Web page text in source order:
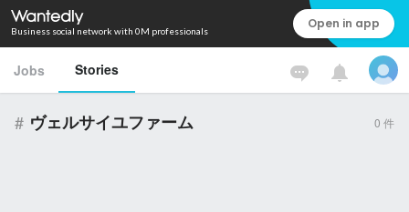
Business social network with 0M professionals Open in app
Jobs Stories
# ヴェルサイユファーム 0 件